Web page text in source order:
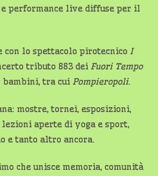
e performance live diffuse per il
con lo spettacolo pirotecnicoI
tributo 883 dei Fuori Tempo
tra cui Pompieropoli.
mostre, tornei, esposizioni,
aperte di yoga e sport,
e tanto altro ancora.
che unisce memoria, comunità